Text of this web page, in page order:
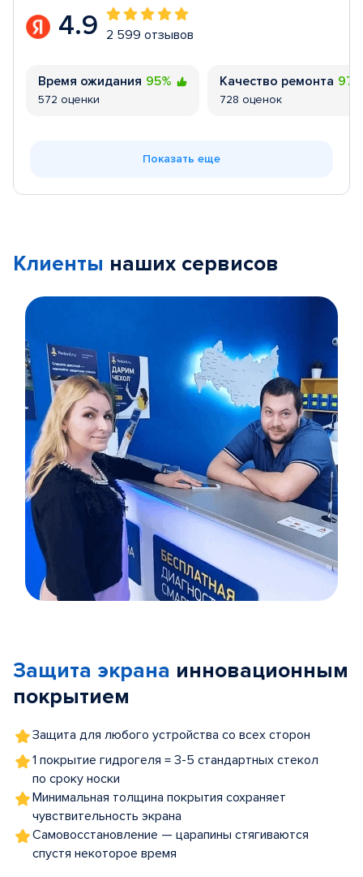
4.9 2 599 отзывов
Время ожидания 95%
572 оценки
Качество ремонта
728 оценок
Показать еще
Клиенты наших сервисов
5
Защита экрана инновационным
покрытием
Защита для любого устройства со всех сторон
1 покрытие гидрогеля = 3-5 стандартных стекол
по сроку носки
Минимальная толщина покрытия сохраняет
чувствительность экрана
Самовосстановление — царапины стягиваются
спустя некоторое время